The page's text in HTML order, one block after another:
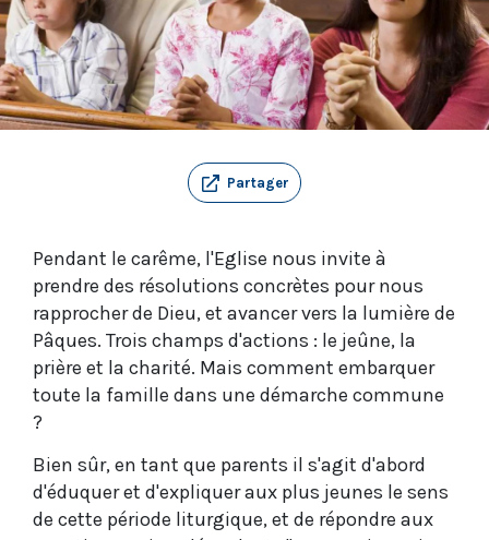
Partager
Pendant le carême, l'Eglise nous invite à
prendre des résolutions concrètes pour nous
rapprocher de Dieu, et avancer vers la lumière de
Pâques. Trois champs d'actions : le jeûne, la
prière et la charité. Mais comment embarquer
toute la famille dans une démarche commune
?
Bien sûr, en tant que parents il s'agit d'abord
d'éduquer et d'expliquer aux plus jeunes le sens
de cette période liturgique, et de répondre aux